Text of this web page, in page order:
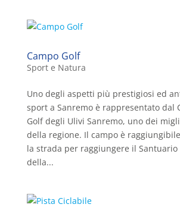
Campo Golf
Sport e Natura
Uno degli aspetti più prestigiosi ed
sport a Sanremo è rappresentato dal
Golf degli Ulivi Sanremo, uno dei
della regione. Il campo è
la strada per raggiungere il
della...